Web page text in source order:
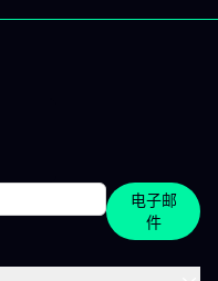
市井杂音。 IVLite的一天
晨间简报 开盘前设定今日
注点、操作情景、失效
科学跟随。 22:05 市场回
币 大宗商品：黄金、原
免费、IVLite、VIP：如
之间。如果你想获取实用
。 你会获得 免费 IVLite
电子邮
件